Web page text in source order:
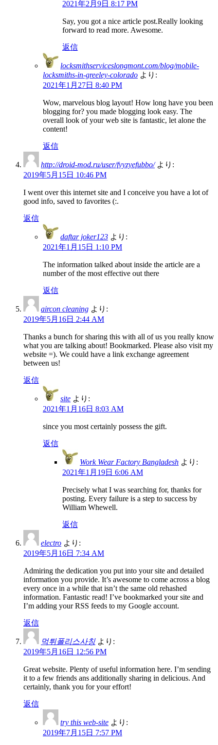
2021年2月9日 8:17 PM
Say, you got a nice article post.Really looking
forward to read more. Awesome.
返信
locksmithserviceslongmont.com/blog/mobile-
locksmiths-in-greeley-colorado より:
2021年1月27日 8:40 PM
Wow, marvelous blog layout! How long have you been
blogging for? you made blogging look easy. The
overall look of your web site is fantastic, let alone the
content!
返信
http://droid-mod.ru/user/fvyzyefubbo/ より:
2019年5月15日 10:46 PM
I went over this internet site and I conceive you have a lot of
good info, saved to favorites (:.
返信
daftar joker123 より:
2021年1月15日 1:10 PM
The information talked about inside the article are a
number of the most effective out there
返信
aircon cleaning より:
2019年5月16日 2:44 AM
Thanks a bunch for sharing this with all of us you really know
what you are talking about! Bookmarked. Please also visit my
website =). We could have a link exchange agreement
between us!
返信
site より:
2021年1月16日 8:03 AM
since you most certainly possess the gift.
返信
Work Wear Factory Bangladesh より:
2021年1月19日 6:06 AM
Precisely what I was searching for, thanks for
posting. Every failure is a step to success by
William Whewell.
返信
electro より:
2019年5月16日 7:34 AM
Admiring the dedication you put into your site and detailed
information you provide. It’s awesome to come across a blog
every once in a while that isn’t the same old rehashed
information. Fantastic read! I’ve bookmarked your site and
I’m adding your RSS feeds to my Google account.
返信
먹튀폴리스사칭 より:
2019年5月16日 12:56 PM
Great website. Plenty of useful information here. I’m sending
it to a few friends ans additionally sharing in delicious. And
certainly, thank you for your effort!
返信
try this web-site より:
2019年7月15日 7:57 PM